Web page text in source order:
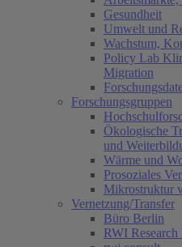
Gesundheit
Umwelt und
Wachstum,
Policy Lab
Migration
Forschungsgruppen
Ökologische
und
Wärme und
Prosoziales
Mikrostruktur
Vernetzung/Transfer
Büro Berlin
RWI